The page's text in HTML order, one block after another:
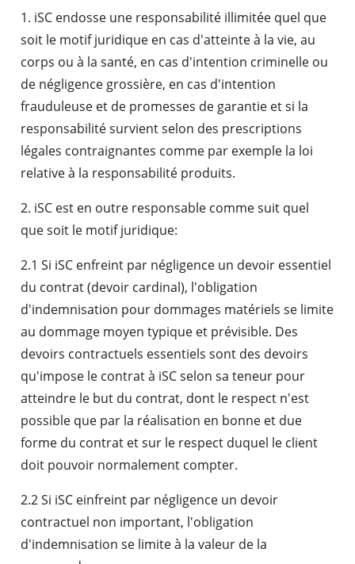
1. iSC endosse une responsabilité illimitée quel que
soit le motif juridique en cas d'atteinte à la vie, au
corps ou à la santé, en cas d'intention criminelle ou
de négligence grossière, en cas d'intention
frauduleuse et de promesses de garantie et si la
responsabilité survient selon des prescriptions
légales contraignantes comme par exemple la loi
relative à la responsabilité produits.
2. iSC est en outre responsable comme suit quel
que soit le motif juridique:
2.1 Si iSC enfreint par négligence un devoir essentiel
du contrat (devoir cardinal), l'obligation
d'indemnisation pour dommages matériels se limite
au dommage moyen typique et prévisible. Des
devoirs contractuels essentiels sont des devoirs
qu'impose le contrat à iSC selon sa teneur pour
atteindre le but du contrat, dont le respect n'est
possible que par la réalisation en bonne et due
forme du contrat et sur le respect duquel le client
doit pouvoir normalement compter.
2.2 Si iSC einfreint par négligence un devoir
contractuel non important, l'obligation
d'indemnisation se limite à la valeur de la